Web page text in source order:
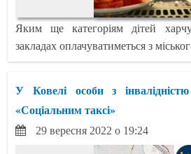
Яким ще категоріям дітей
закладах оплачуватиметься з
У Ковелі особи з
«Соціальним таксі»
29 вересня 2022 о 19:24